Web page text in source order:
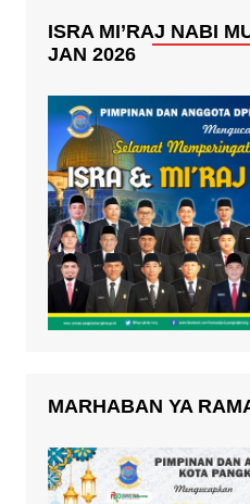
ISRA MI’RAJ NABI
JAN 2026
MARHABAN YA